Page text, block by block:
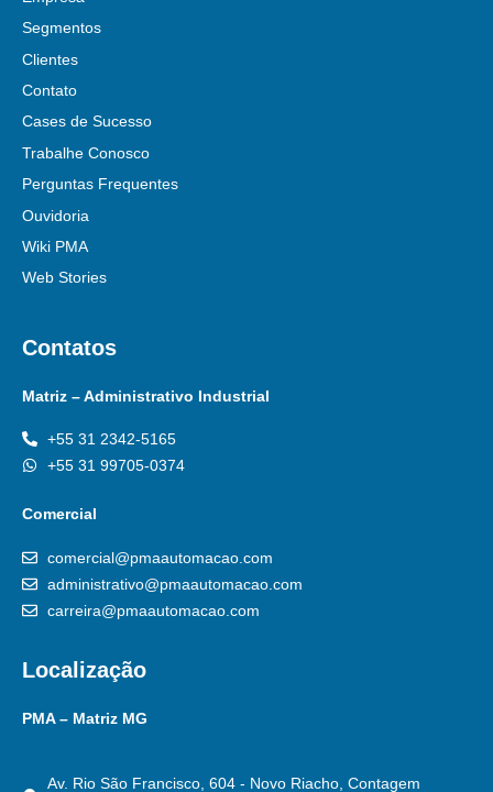
Segmentos
Clientes
Contato
Cases de Sucesso
Trabalhe Conosco
Perguntas Frequentes
Ouvidoria
Wiki PMA
Web Stories
Contatos
Matriz – Administrativo Industrial
+55 31 2342-5165
+55 31 99705-0374
Comercial
comercial@pmaautomacao.com
administrativo@pmaautomacao.com
carreira@pmaautomacao.com
Localização
PMA – Matriz MG
Av. Rio São Francisco, 604 - Novo Riacho, Contagem